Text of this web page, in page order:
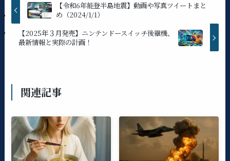
【令和6年能登半島地震】動画や写真ツイートまと
め（2024/1/1）
【2025年３月発売】ニンテンドースイッチ後継機、
最新情報と実際の計画！
関連記事